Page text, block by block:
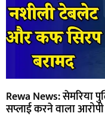
Rewa News: सेमरिया
सप्लाई करने वाला आरोपी